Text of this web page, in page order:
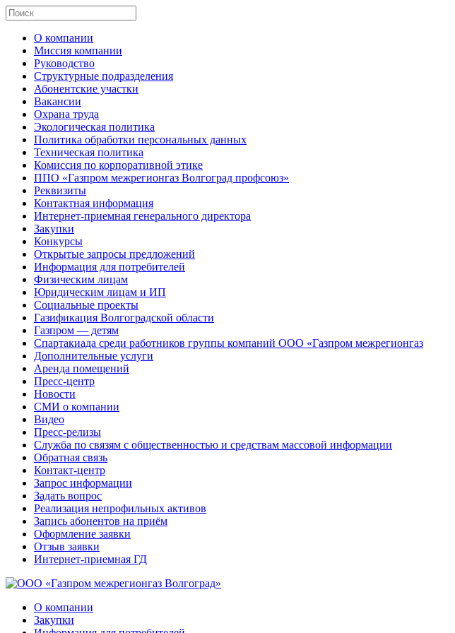
О компании
Миссия компании
Руководство
Структурные подразделения
Абонентские участки
Вакансии
Охрана труда
Экологическая политика
Политика обработки персональных данных
Техническая политика
Комиссия по корпоративной этике
ППО «Газпром межрегионгаз Волгоград профсоюз»
Реквизиты
Контактная информация
Интернет-приемная генерального директора
Закупки
Конкурсы
Открытые запросы предложений
Информация для потребителей
Физическим лицам
Юридическим лицам и ИП
Социальные проекты
Газификация Волгоградской области
Газпром — детям
Спартакиада среди работников группы компаний ООО «Газпром межрегионгаз
Дополнительные услуги
Аренда помещений
Пресс-центр
Новости
СМИ о компании
Видео
Пресс-релизы
Служба по связям с общественностью и средствам массовой информации
Обратная связь
Контакт-центр
Запрос информации
Задать вопрос
Реализация непрофильных активов
Запись абонентов на приём
Оформление заявки
Отзыв заявки
Интернет-приемная ГД
О компании
Закупки